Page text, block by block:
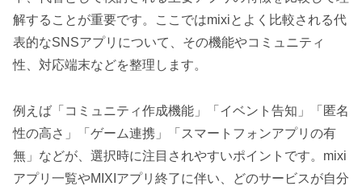
解することが重要です。ここではmixiとよく比較される代
表的なSNSアプリについて、その機能やコミュニティ
性、対応端末などを整理します。
例えば「コミュニティ作成機能」「イベント告知」「匿名
性の高さ」「ゲーム連携」「スマートフォンアプリの有
無」などが、選択時に注目されやすいポイントです。mixi
アプリ一覧やMIXIアプリ終了に伴い、どのサービスが自分